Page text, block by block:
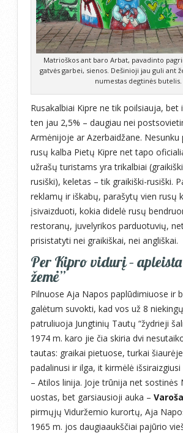
Matrioškos ant baro Arbat, pavadinto
gatvės garbei, sienos. Dešinioji jau guli ant
numestas degtinės butelis.
Rusakalbiai Kipre ne tik poilsiauja, bet
ten jau 2,5% – daugiau nei
Armėnijoje ar Azerbaidžane. Nesunku
rusų kalba Pietų Kipre net tapo
užrašų turistams yra trikalbiai
rusiški), keletas – tik graikiški-rusiški.
reklamų ir iškabų, parašytų vien rusų
įsivaizduoti, kokia didelė rusų
restoranų, juvelyrikos parduotuvių,
prisistatyti nei graikiškai, nei angliškai.
Per Kipro vidurį –
žemė”
Pilnuose Aja Napos paplūdimiuose ir
galėtum suvokti, kad vos už 8
patruliuoja Jungtinių Tautų “žydrieji
1974 m. karo jie čia skiria dvi
tautas: graikai pietuose, turkai
padalinusi ir ilga, it kirmėlė
– Atilos linija. Joje trūnija net sostinės
uostas, bet garsiausioji auka – Varoša
pirmųjų Viduržemio kurortų, Aja
1965 m. jos daugiaaukščiai pajūrio